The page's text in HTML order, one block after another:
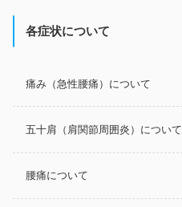
各症状について
痛み（急性腰痛）について
五十肩（肩関節周囲炎）について
腰痛について